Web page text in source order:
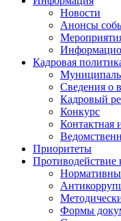
Новости
Анонсы
Кадровая
Сведения о
Кадровый
Конкурс
Контактная
Приоритеты
Противодействие
Формы